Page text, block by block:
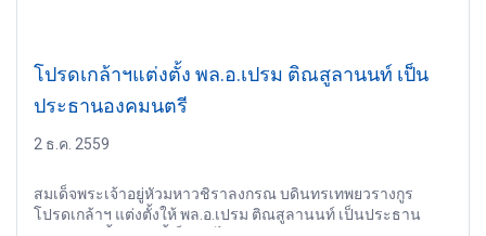
โปรดเกล้าฯแต่งตั้ง พล.อ.เปรม ติณสูลานนท์ เป็น
ประธานองคมนตรี
2 ธ.ค. 2559
สมเด็จพระเจ้าอยู่หัวมหาวชิราลงกรณ บดินทรเทพยวรางกูร
โปรดเกล้าฯ แต่งตั้งให้ พล.อ.เปรม ติณสูลานนท์ เป็นประธาน